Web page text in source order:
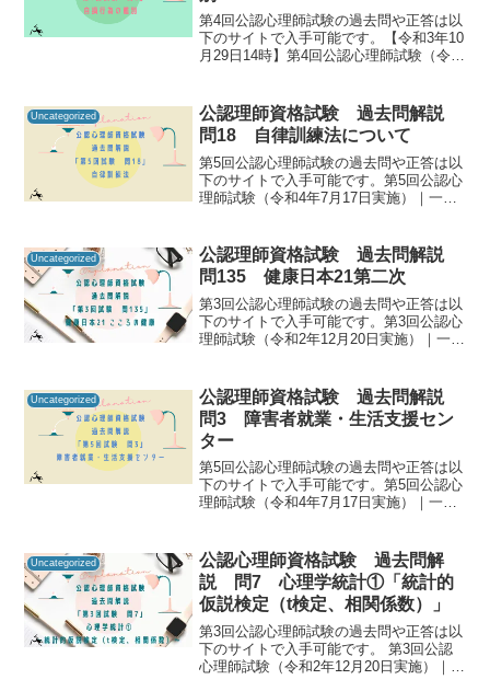
第4回公認心理師試験の過去問や正答は以
下のサイトで入手可能です。【令和3年10
月29日14時】第4回公認心理師試験（令和
ンター 公認心理試験公認心理師資格試験
の過去...
Uncategorized
公認理師資格試験 過去問解説
問18 自律訓練法について
第5回公認心理師試験の過去問や正答は以
下のサイトで入手可能です。第5回公認心
理師試験（令和4年7月17日実施）｜一般
ることで「自分に必要な知識は何か」を
知るための手がか...
Uncategorized
公認理師資格試験 過去問解説
問135 健康日本21第二次
第3回公認心理師試験の過去問や正答は以
下のサイトで入手可能です。第3回公認心
理師試験（令和2年12月20日実施）｜一般
ることで「自分に必要な知識は何か」を
知るための手が...
Uncategorized
公認理師資格試験 過去問解説
問3 障害者就業・生活支援セン
ター
第5回公認心理師試験の過去問や正答は以
下のサイトで入手可能です。第5回公認心
理師試験（令和4年7月17日実施）｜一般
ることで「自分に必要な知識は何か」を
知るための手がか...
Uncategorized
公認心理師資格試験 過去問解
説 問7 心理学統計①「統計的
仮説検定（t検定、相関係数）」
第3回公認心理師試験の過去問や正答は以
下のサイトで入手可能です。 第3回公認
心理師試験（令和2年12月20日実施）｜一